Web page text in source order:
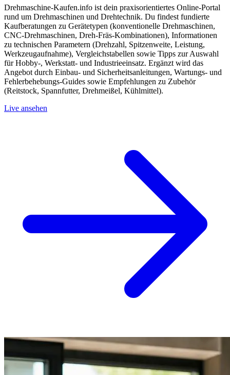
Drehmaschine-Kaufen.info ist dein praxisorientiertes Online-Portal
rund um Drehmaschinen und Drehtechnik. Du findest fundierte
Kaufberatungen zu Gerätetypen (konventionelle Drehmaschinen,
CNC-Drehmaschinen, Dreh-Fräs-Kombinationen), Informationen
zu technischen Parametern (Drehzahl, Spitzenweite, Leistung,
Werkzeugaufnahme), Vergleichstabellen sowie Tipps zur Auswahl
für Hobby-, Werkstatt- und Industrieeinsatz. Ergänzt wird das
Angebot durch Einbau- und Sicherheitsanleitungen, Wartungs- und
Fehlerbehebungs-Guides sowie Empfehlungen zu Zubehör
(Reitstock, Spannfutter, Drehmeißel, Kühlmittel).
Live ansehen